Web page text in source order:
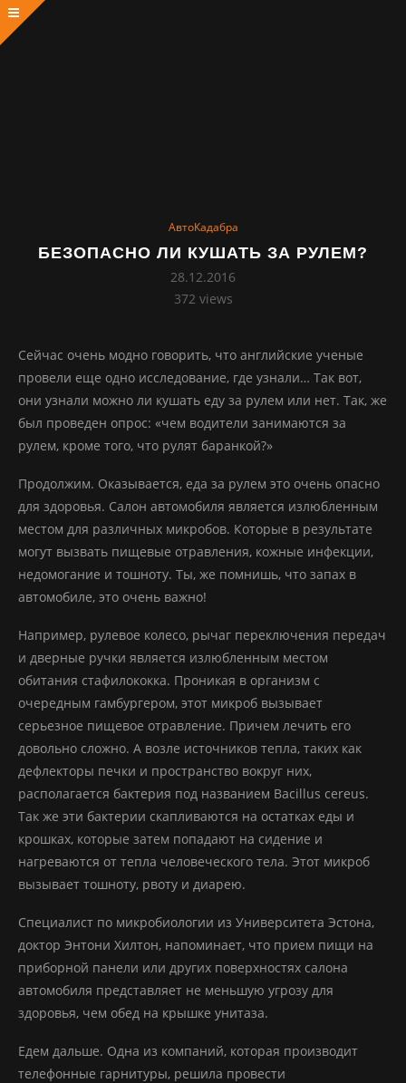
АвтоКадабра
БЕЗОПАСНО ЛИ КУШАТЬ ЗА РУЛЕМ?
28.12.2016
372 views
Сейчас очень модно говорить, что английские ученые
провели еще одно исследование, где узнали… Так вот,
они узнали можно ли кушать еду за рулем или нет. Так, же
был проведен опрос: «чем водители занимаются за
рулем, кроме того, что рулят баранкой?»
Продолжим. Оказывается, еда за рулем это очень опасно
для здоровья. Салон автомобиля является излюбленным
местом для различных микробов. Которые в результате
могут вызвать пищевые отравления, кожные инфекции,
недомогание и тошноту. Ты, же помнишь, что запах в
автомобиле, это очень важно!
Например, рулевое колесо, рычаг переключения передач
и дверные ручки является излюбленным местом
обитания стафилококка. Проникая в организм с
очередным гамбургером, этот микроб вызывает
серьезное пищевое отравление. Причем лечить его
довольно сложно. А возле источников тепла, таких как
дефлекторы печки и пространство вокруг них,
располагается бактерия под названием Bacillus cereus.
Так же эти бактерии скапливаются на остатках еды и
крошках, которые затем попадают на сидение и
нагреваются от тепла человеческого тела. Этот микроб
вызывает тошноту, рвоту и диарею.
Специалист по микробиологии из Университета Эстона,
доктор Энтони Хилтон, напоминает, что прием пищи на
приборной панели или других поверхностях салона
автомобиля представляет не меньшую угрозу для
здоровья, чем обед на крышке унитаза.
Едем дальше. Одна из компаний, которая производит
телефонные гарнитуры, решила провести